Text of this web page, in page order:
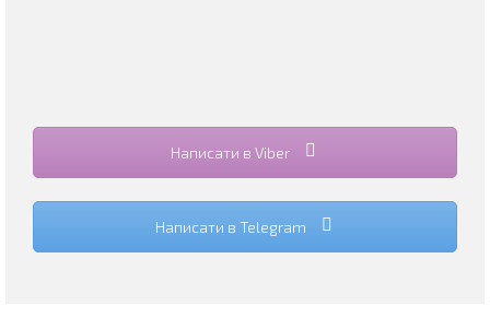
Написати в Viber
Написати в Telegram